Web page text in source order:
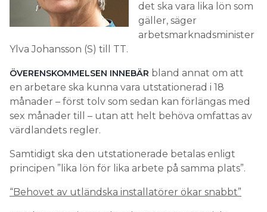
det ska vara lika lön som
gäller, säger
arbetsmarknadsminister
Ylva Johansson (S) till TT.
ÖVERENSKOMMELSEN INNEBÄR bland annat om att
en arbetare ska kunna vara utstationerad i 18
månader – först tolv som sedan kan förlängas med
sex månader till – utan att helt behöva omfattas av
värdlandets regler.
Samtidigt ska den utstationerade betalas enligt
principen ”lika lön för lika arbete på samma plats”.
“Behovet av utländska installatörer ökar snabbt”